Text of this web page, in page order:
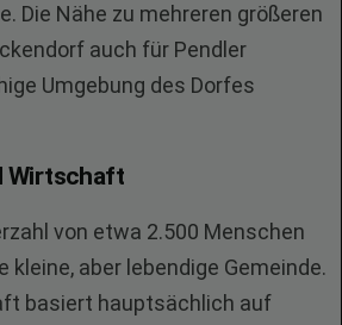
Die Nähe zu mehreren größeren
auch für Pendler
Umgebung des Dorfes
Wirtschaft
von etwa 2.500 Menschen
kleine, aber lebendige Gemeinde.
basiert hauptsächlich auf